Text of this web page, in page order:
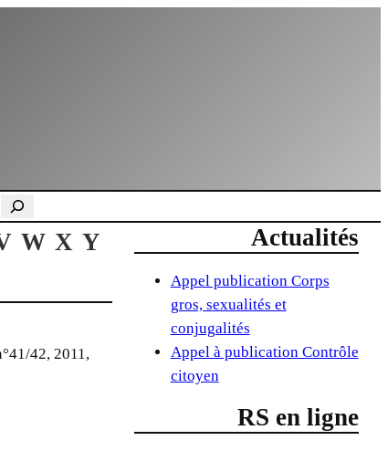
Rechercher
W X Y
42, 2011,
Actualités
Appel publication Corps
gros, sexualités et
conjugalités
Appel à publication Contrôle
citoyen
RS en ligne